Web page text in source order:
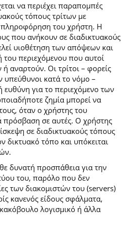
να περιέχει παραπομπές
τόπους τρίτων με
πληροφόρηση του χρήστη. Η
που ανήκουν σε διαδικτυακούς
υιοθέτηση των απόψεων και
περιεχόμενου που αυτοί
αναρτούν. Οι τρίτοι – φορείς
κατά το νόμο –
ευθύνη για το περιεχόμενο των
ζημία μπορεί να
όταν ο χρήστης του
πρόσβαση σε αυτές. Ο χρήστης
σε διαδικτυακούς τόπους
δικτυακό τόπο και υπόκειται
δυνατή προσπάθεια για την
του, παρόλο που δεν
των διακομιστών του (servers)
κανενός είδους σφάλματα,
λογισμικό ή άλλα